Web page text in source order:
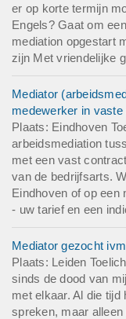
er op korte termijn
Engels? Gaat om
mediation opgestart
zijn Met vriendelijke
Mediator
medewerker in vaste
Plaats: Eindhoven
arbeidsmediation
met een vast
van de bedrijfsarts.
Eindhoven of op een
- uw tarief en een
Mediator gezocht
Plaats: Leiden
sinds de dood van
met elkaar. Al die
spreken, maar